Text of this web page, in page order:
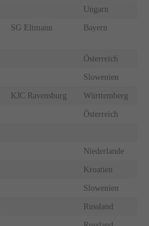
Ungarn
SG Eltmann Bayern
Österreich
Slowenien
KJC Ravensburg Württemberg
Österreich
Niederlande
Kroatien
Slowenien
Russland